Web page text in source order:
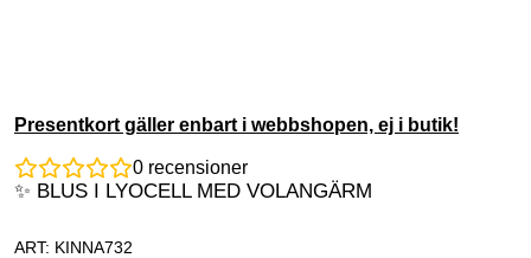
Presentkort gäller enbart i webbshopen, ej i butik!
0 recensioner
✨ BLUS I LYOCELL MED VOLANGÄRM
ART: KINNA732